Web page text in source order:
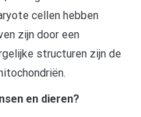
cellen hebben
zijn door een
structuren zijn de
en dieren?